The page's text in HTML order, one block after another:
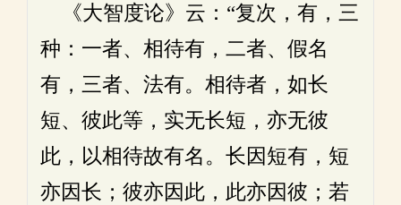
《大智度论》云：“复次，有，三
种：一者、相待有，二者、假名
有，三者、法有。相待者，如长
短、彼此等，实无长短，亦无彼
此，以相待故有名。长因短有，短
亦因长；彼亦因此，此亦因彼；若